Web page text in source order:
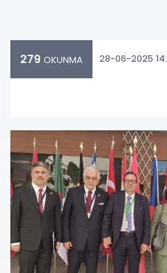
279 OKUNMA 28-06-2025